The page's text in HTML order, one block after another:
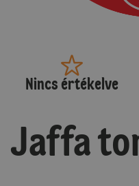
Nincs értékelve
Jaffa